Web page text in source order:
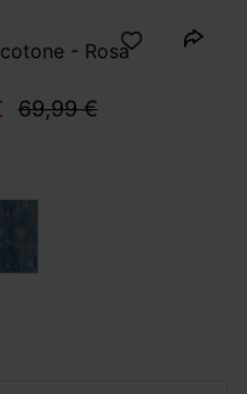
- Rosa
69,99 €